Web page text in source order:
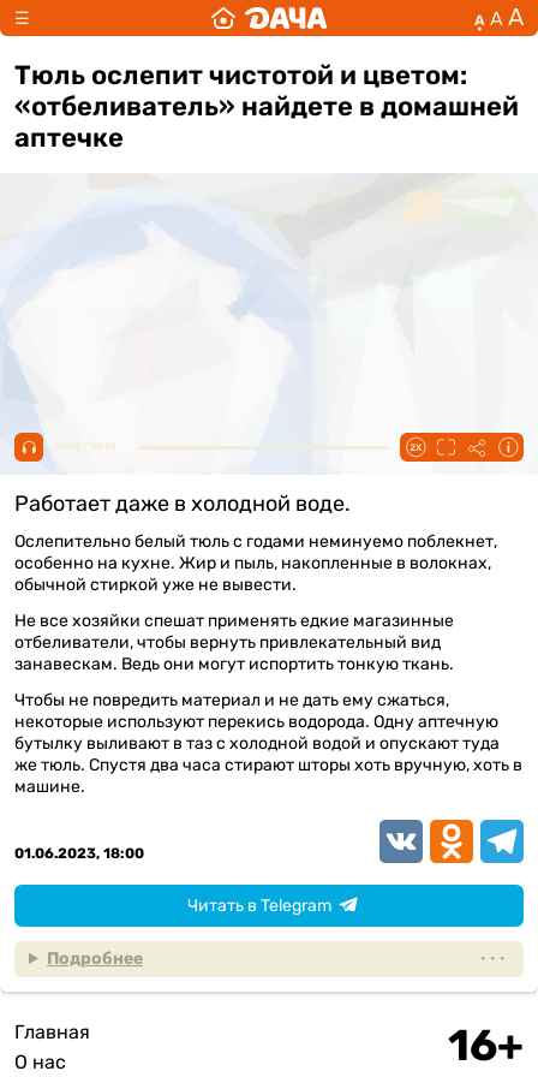
☰ А А А
Тюль ослепит чистотой и цветом:
«отбеливатель» найдете в домашней
аптечке
00:00 / 00:37
Работает даже в холодной воде.
Ослепительно белый тюль с годами неминуемо поблекнет,
особенно на кухне. Жир и пыль, накопленные в волокнах,
обычной стиркой уже не вывести.
Не все хозяйки спешат применять едкие магазинные
отбеливатели, чтобы вернуть привлекательный вид
занавескам. Ведь они могут испортить тонкую ткань.
Чтобы не повредить материал и не дать ему сжаться,
некоторые используют перекись водорода. Одну аптечную
бутылку выливают в таз с холодной водой и опускают туда
же тюль. Спустя два часа стирают шторы хоть вручную, хоть в
машине.
01.06.2023, 18:00
VK
Читать в Telegram
Подробнее
Подвал
Главная
О нас